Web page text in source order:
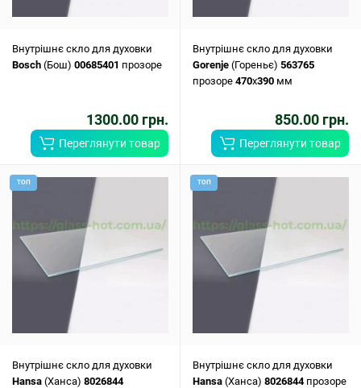
Внутрішнє скло для духовки
Bosch (Бош) 00685401 прозоре
1300.00 грн.
Переглянути товар
Внутрішнє скло для духовки
Gorenje (Гореньє) 563765
прозоре 470x390 мм
850.00 грн.
Переглянути товар
ТОП
Внутрішнє скло для духовки
Hansa (Ханса) 8026844
ТОП
Внутрішнє скло для духовки
Hansa (Ханса) 8026844прозоре